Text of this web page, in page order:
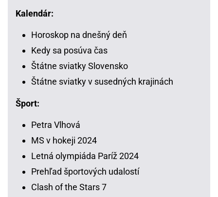
Kalendár:
Horoskop na dnešný deň
Kedy sa posúva čas
Štátne sviatky Slovensko
Štátne sviatky v susedných krajinách
Šport:
Petra Vlhová
MS v hokeji 2024
Letná olympiáda Paríž 2024
Prehľad športových udalostí
Clash of the Stars 7